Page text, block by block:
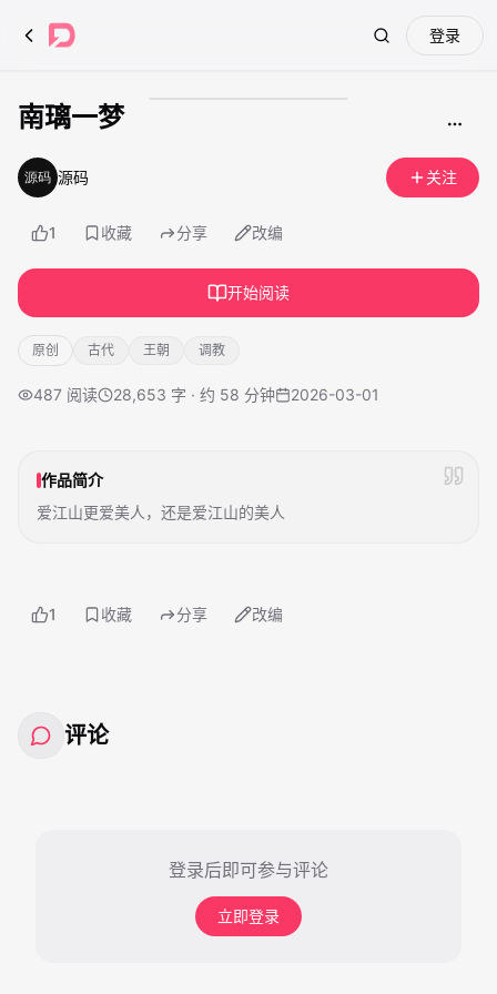
Search登录
南璃一梦
源码 关注
1 收藏 分享 改编
开始阅读
原创 古代 王朝 调教
487 阅读 28,653 字 · 约 58 分钟 2026-03-01
作品简介
爱江山更爱美人，还是爱江山的美人
1 收藏 分享 改编
评论
登录后即可参与评论
立即登录